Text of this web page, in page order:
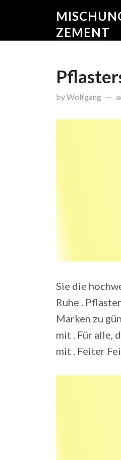
ZEMENT
byWolfgang
Sie die
Ruhe .
Marken zu
mit . Für alle,
mit . Feiter